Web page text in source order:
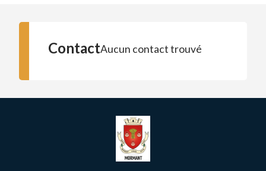
ContactAucun contact trouvé